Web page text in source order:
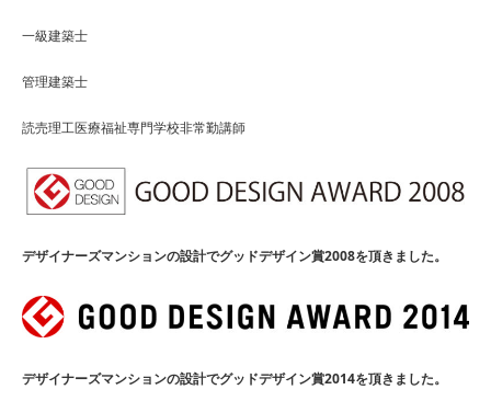
一級建築士
管理建築士
読売理工医療福祉専門学校非常勤講師
デザイナーズマンションの設計でグッドデザイン賞2008を頂きました。
デザイナーズマンションの設計でグッドデザイン賞2014を頂きました。